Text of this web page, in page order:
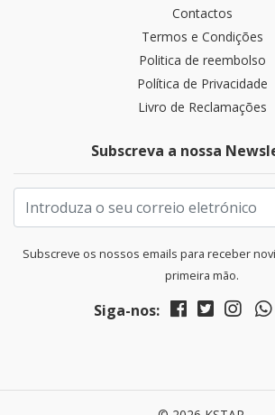
Contactos
Termos e Condições
Politica de reembolso
Política de Privacidade
Livro de Reclamações
Subscreva a nossa
Subscreve os nossos emails para receber
primeira mão.
Siga-nos: